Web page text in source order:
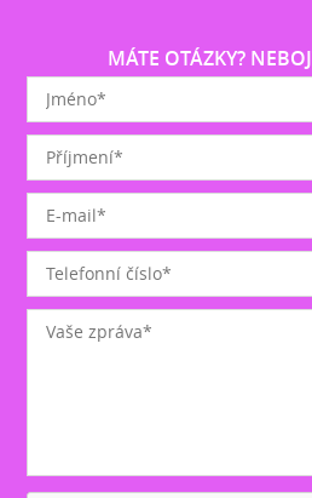
MÁTE OTÁZKY?